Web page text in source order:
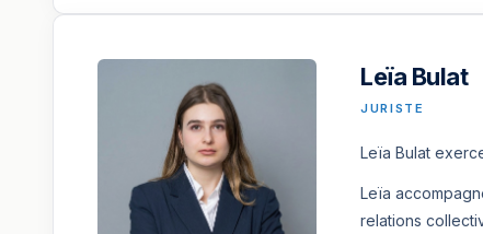
Leïa Bulat
JURISTE
Leïa Bulat
Leïa
relations